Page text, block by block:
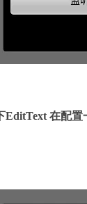
在配置